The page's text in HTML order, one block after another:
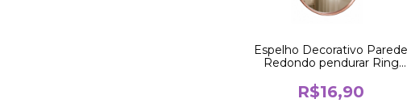
Espelho Decorativo Parede
Redondo pendurar Ring
R$16,90